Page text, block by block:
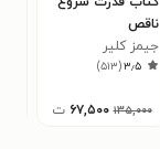
ناقص
جیمز کلیر
۳٫۵(۵۱۳)
۱۳۵,۰۰۰ ۶۷,۵۰۰ ت